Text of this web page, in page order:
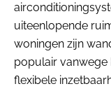
uiteenlopende
woningen zijn
populair vanwege
flexibele